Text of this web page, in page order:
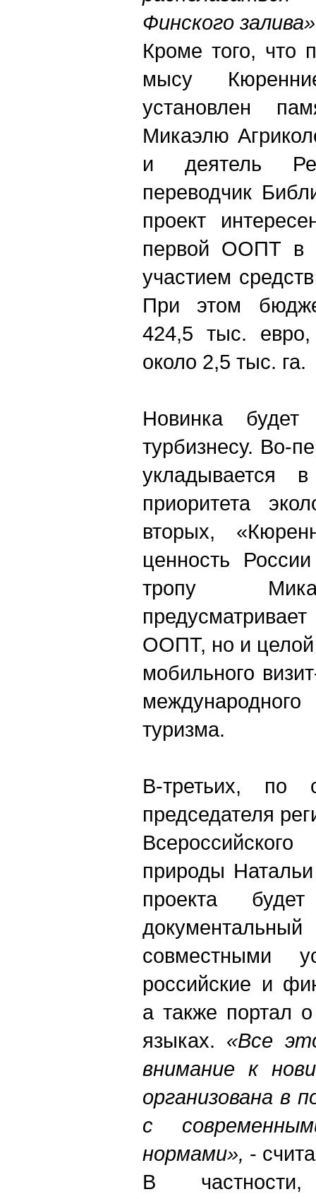
Финского залива»
Кроме того, что
мысу
установлен
Микаэлю
и деятель
переводчик
проект
первой ООПТ в
участием
При этом
424,5 тыс.
около 2,5 тыс. га.
Новинка
турбизнесу. Во-
укладывается
приоритета
вторых,
ценность
тропу
ООПТ, но и целой
мобильного
туризма.
В-третьих, по
председателя
природы
проекта
совместными
российские и
а также портал
языках. «Все
внимание к
организована в
с
нормами», -
В